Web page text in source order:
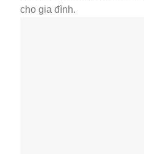
cho gia đình.